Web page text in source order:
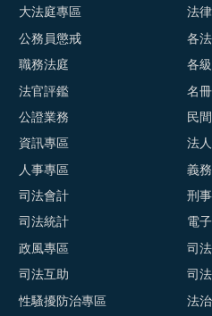
大法庭專區
公務員懲戒
職務法庭
法官評鑑
公證業務
資訊專區
人事專區
司法會計
司法統計
政風專區
司法互助
性騷擾防治專區
法
各
各
名
民
法
義
刑
電
司
司
法